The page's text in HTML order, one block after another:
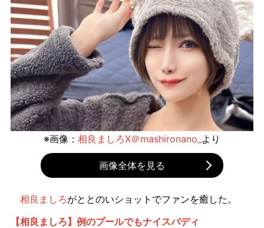
※画像： 相良ましろX＠mashironano_ より
画像全体を見る
相良ましろがととのいショットでファンを癒した。
【相良ましろ】例のプールでもナイスバディ